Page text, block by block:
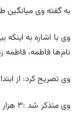
به گفته وی میانگین طول زندگی مشترک ۹ سال و یک ماه در استان
وی با اشاره به
نام‌ها فاطمه،
وی تصریح کرد: از ابتدای سال جاری در